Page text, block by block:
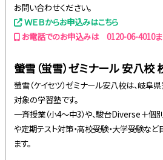
お問い合わせください。
ＷＥＢからお申込みはこちら
お電話でのお申込みは 0120-06-4010
螢雪（蛍雪）ゼミナール 安八校
螢雪（ケイセツ）ゼミナール安八校は、岐阜
対象の学習塾です。
一斉授業（小4～中3）や、駿台Diverse＋個
や定期テスト対策・高校受験・大学受験な
ます。